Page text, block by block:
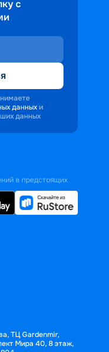
с
данных и
данных
в предстоящих
ТЦ Gardenmir,
Мира 40, 8 этаж,